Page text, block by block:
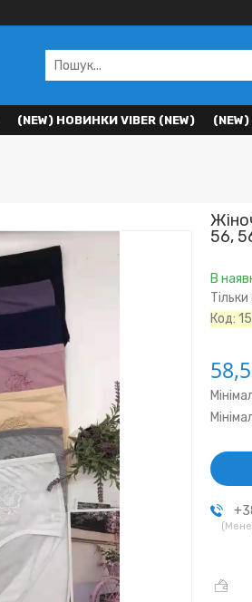
(NEW) НОВИНКИ VIBER (NEW)
56,
В
Код: